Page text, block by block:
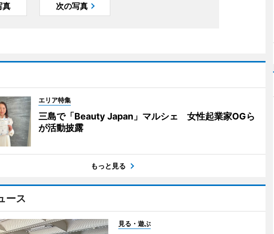
真 次の写真
エリア特集
三島で「Beauty Japan」マルシェ 女性起業家OGら
が活動披露
もっと見る
ース
見る・遊ぶ